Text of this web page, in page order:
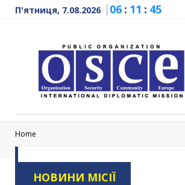
П'ятниця, 7.08.2026 06 : 11 : 45
Home
НОВИНИ МІСІЇ